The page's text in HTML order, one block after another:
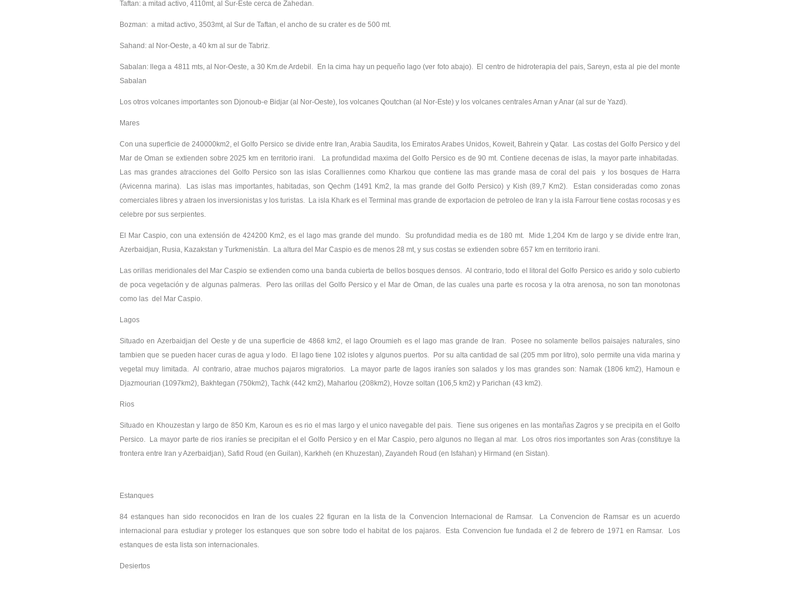
Taftan: a mitad activo, 4110mt, al Sur-Este cerca de Zahedan.
Bozman: a mitad activo, 3503mt, al Sur de Taftan, el ancho de su crater es de 500 mt.
Sahand: al Nor-Oeste, a 40 km al sur de Tabriz.
Sabalan: llega a 4811 mts, al Nor-Oeste, a 30 Km.de Ardebil. En la cima hay un pequeño lago (ver foto abajo). El centro de hidroterapia del pais, Sareyn, esta al pie del monte
Sabalan
Los otros volcanes importantes son Djonoub-e Bidjar (al Nor-Oeste), los volcanes Qoutchan (al Nor-Este) y los volcanes centrales Arnan y Anar (al sur de Yazd).
Mares
Con una superficie de 240000km2, el Golfo Persico se divide entre Iran, Arabia Saudita, los Emiratos Arabes Unidos, Koweit, Bahrein y Qatar. Las costas del Golfo Persico y del
Mar de Oman se extienden sobre 2025 km en territorio irani. La profundidad maxima del Golfo Persico es de 90 mt. Contiene decenas de islas, la mayor parte inhabitadas.
Las mas grandes atracciones del Golfo Persico son las islas Coralliennes como Kharkou que contiene las mas grande masa de coral del pais y los bosques de Harra
(Avicenna marina). Las islas mas importantes, habitadas, son Qechm (1491 Km2, la mas grande del Golfo Persico) y Kish (89,7 Km2). Estan consideradas como zonas
comerciales libres y atraen los inversionistas y los turistas. La isla Khark es el Terminal mas grande de exportacion de petroleo de Iran y la isla Farrour tiene costas rocosas y es
celebre por sus serpientes.
El Mar Caspio, con una extensión de 424200 Km2, es el lago mas grande del mundo. Su profundidad media es de 180 mt. Mide 1,204 Km de largo y se divide entre Iran,
Azerbaidjan, Rusia, Kazakstan y Turkmenistán. La altura del Mar Caspio es de menos 28 mt, y sus costas se extienden sobre 657 km en territorio irani.
Las orillas meridionales del Mar Caspio se extienden como una banda cubierta de bellos bosques densos. Al contrario, todo el litoral del Golfo Persico es arido y solo cubierto
de poca vegetación y de algunas palmeras. Pero las orillas del Golfo Persico y el Mar de Oman, de las cuales una parte es rocosa y la otra arenosa, no son tan monotonas
como las del Mar Caspio.
Lagos
Situado en Azerbaidjan del Oeste y de una superficie de 4868 km2, el lago Oroumieh es el lago mas grande de Iran. Posee no solamente bellos paisajes naturales, sino
tambien que se pueden hacer curas de agua y lodo. El lago tiene 102 islotes y algunos puertos. Por su alta cantidad de sal (205 mm por litro), solo permite una vida marina y
vegetal muy limitada. Al contrario, atrae muchos pajaros migratorios. La mayor parte de lagos iraníes son salados y los mas grandes son: Namak (1806 km2), Hamoun e
Djazmourian (1097km2), Bakhtegan (750km2), Tachk (442 km2), Maharlou (208km2), Hovze soltan (106,5 km2) y Parichan (43 km2).
Rios
Situado en Khouzestan y largo de 850 Km, Karoun es es rio el mas largo y el unico navegable del pais. Tiene sus origenes en las montañas Zagros y se precipita en el Golfo
Persico. La mayor parte de rios iraníes se precipitan el el Golfo Persico y en el Mar Caspio, pero algunos no llegan al mar. Los otros rios importantes son Aras (constituye la
frontera entre Iran y Azerbaidjan), Safid Roud (en Guilan), Karkheh (en Khuzestan), Zayandeh Roud (en Isfahan) y Hirmand (en Sistan).
Estanques
84 estanques han sido reconocidos en Iran de los cuales 22 figuran en la lista de la Convencion Internacional de Ramsar. La Convencion de Ramsar es un acuerdo
internacional para estudiar y proteger los estanques que son sobre todo el habitat de los pajaros. Esta Convencion fue fundada el 2 de febrero de 1971 en Ramsar. Los
estanques de esta lista son internacionales.
Desiertos